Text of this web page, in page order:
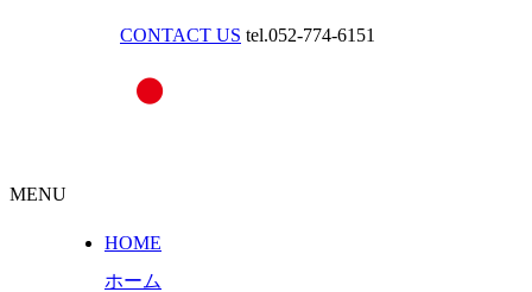
CONTACT US tel.052-774-6151
MENU
HOME
ホーム